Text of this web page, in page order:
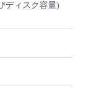
ディスク容量)